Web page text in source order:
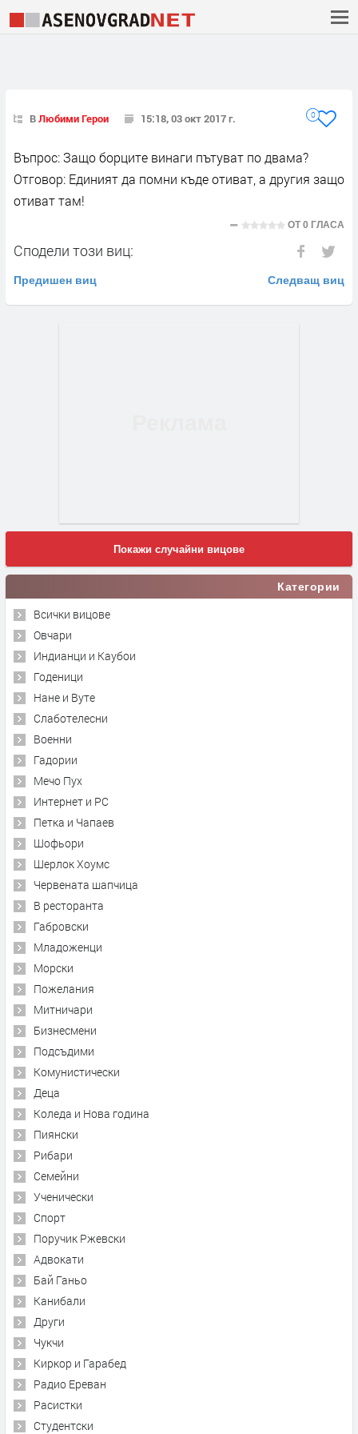
ВЛюбими Герои 15:18, 03 окт 2017 г. 0
Въпрос: Защо борците винаги пътуват по двама?
Отговор: Единият да помни къде отиват, а другия защо
отиват там!
ОТ0 ГЛАСА
Сподели този виц:
Предишен виц Следващ виц
Покажи случайни вицове
Категории
Всички вицове
Овчари
Индианци и Каубои
Годеници
Нане и Вуте
Слаботелесни
Военни
Гадории
Мечо Пух
Интернет и PC
Петка и Чапаев
Шофьори
Шерлок Хоумс
Червената шапчица
В ресторанта
Габровски
Младоженци
Морски
Пожелания
Митничари
Бизнесмени
Подсъдими
Комунистически
Деца
Коледа и Нова година
Пиянски
Рибари
Семейни
Ученически
Спорт
Поручик Ржевски
Адвокати
Бай Ганьо
Канибали
Други
Чукчи
Киркор и Гарабед
Радио Ереван
Расистки
Студентски